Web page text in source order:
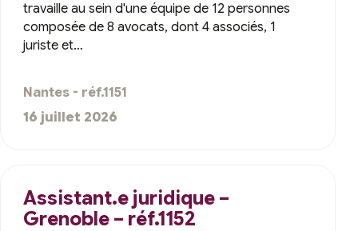
travaille au sein d'une équipe de 12 personnes
composée de 8 avocats, dont 4 associés, 1
juriste et…
Nantes - réf.1151
16 juillet 2026
Assistant.e juridique –
Grenoble – réf.1152